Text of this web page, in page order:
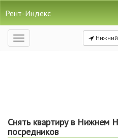
Рент-Индекс
Открыть
навигацию
Снять квартиру в Нижнем
посредников